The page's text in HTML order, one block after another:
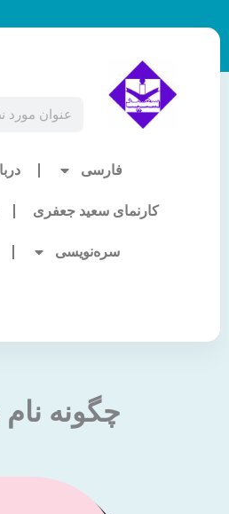
به
فارسی
کارنمای سعید جعفری
سره‌نویسی
چگونه